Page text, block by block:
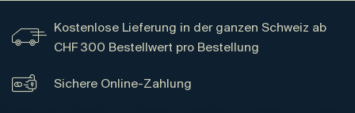
Kostenlose Lieferung in der ganzen Schweiz ab
CHF 300 Bestellwert pro Bestellung
Sichere Online-Zahlung